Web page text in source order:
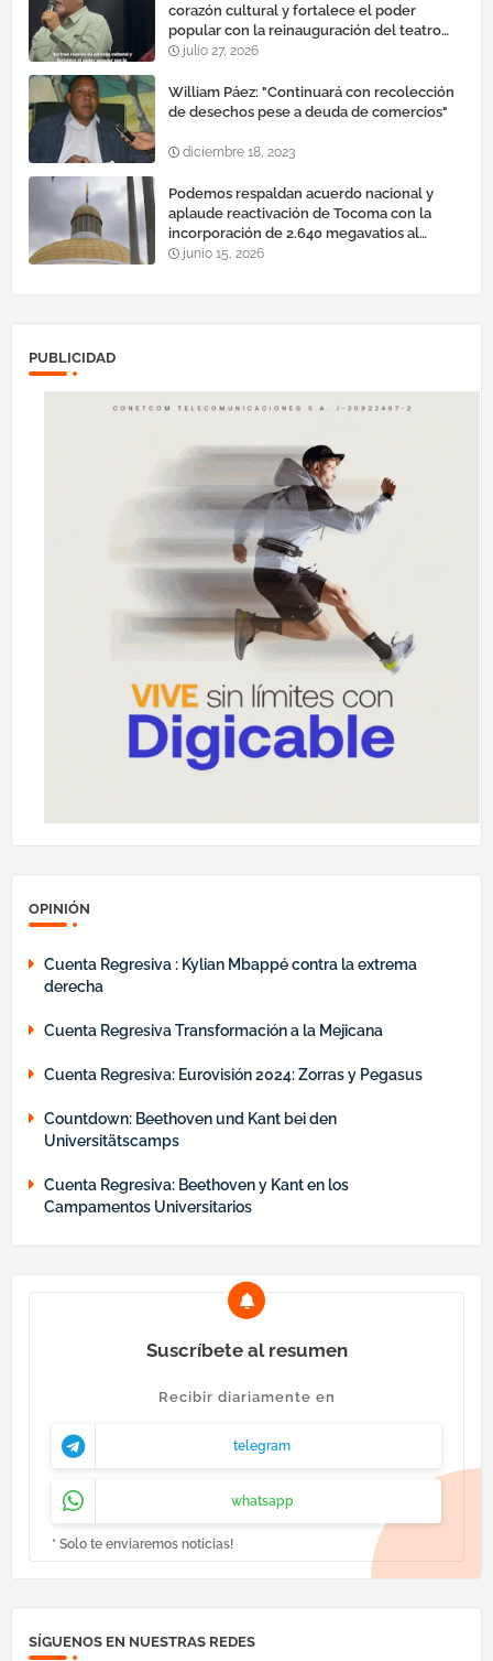
corazón cultural y fortalece el poder
popular con la reinauguración del teatro
esteban ruiz guevara
julio 27, 2026
William Páez: "Continuará con recolección
de desechos pese a deuda de comercios"
diciembre 18, 2023
Podemos respaldan acuerdo nacional y
aplaude reactivación de Tocoma con la
incorporación de 2.640 megavatios al
sistema eléctrico nacional
junio 15, 2026
PUBLICIDAD
OPINIÓN
Cuenta Regresiva : Kylian Mbappé contra la extrema
derecha
Cuenta Regresiva Transformación a la Mejicana
Cuenta Regresiva: Eurovisión 2024: Zorras y Pegasus
Countdown: Beethoven und Kant bei den
Universitätscamps
Cuenta Regresiva: Beethoven y Kant en los
Campamentos Universitarios
Suscríbete al resumen
Recibir diariamente en
telegram
whatsapp
* Solo te enviaremos noticias!
SÍGUENOS EN NUESTRAS REDES